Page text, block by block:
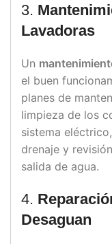
3.
Lavadoras
Un
el buen
planes de
limpieza de los
sistema
drenaje y
salida de agua.
4.
Desaguan